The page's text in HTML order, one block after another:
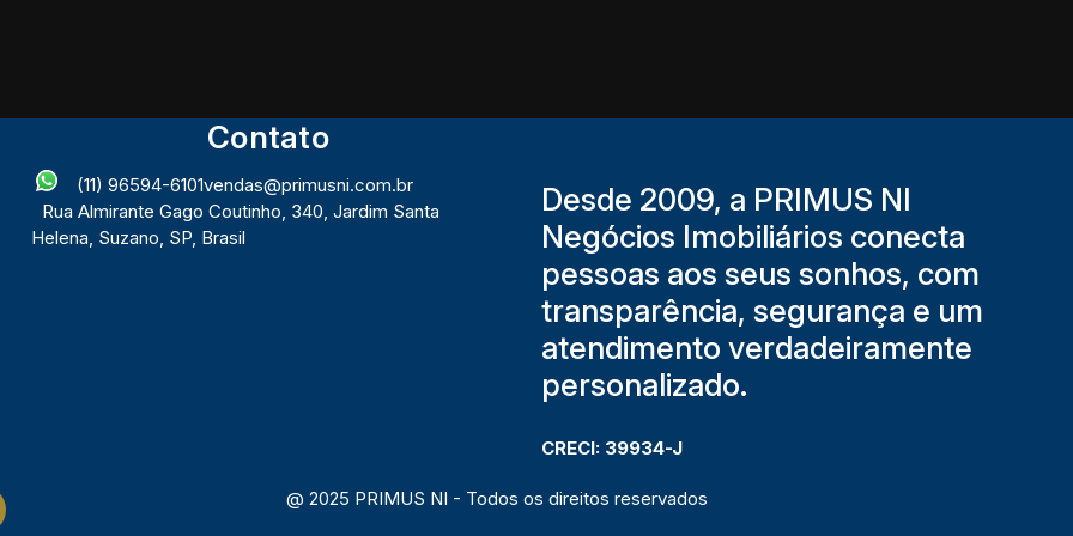
Contato
(11) 96594-6101vendas@primusni.com.br
Rua Almirante Gago Coutinho 340 Jardim Santa
Helena Suzano SP Brasil
Desde 2009, a PRIMUS NI
Negócios Imobiliários conecta
pessoas aos seus sonhos, com
transparência, segurança e um
atendimento verdadeiramente
personalizado.
CRECI: 39934-J
@ 2025 PRIMUS NI - Todos os direitos reservados